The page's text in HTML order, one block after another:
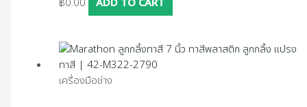
เครื่องมือช่าง